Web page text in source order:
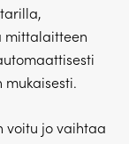
mittalaitteen
mukaisesti.
voitu jo vaihtaa